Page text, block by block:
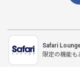
Safari
限定の機能